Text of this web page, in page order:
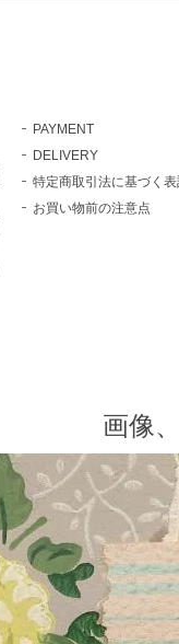
PAYMENT
DELIVERY
特定商取引法に基づく
お買い物前の注意点
画像